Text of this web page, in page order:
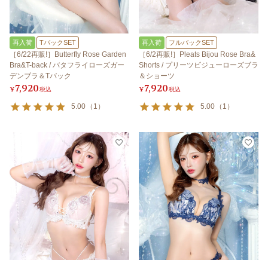
再入荷 TバックSET
［6/22再販!］Butterfly Rose Garden
Bra&T-back / バタフライローズガー
デンブラ＆Tバック
¥7,920税込
5.00 （ 1 ）
再入荷 フルバックSET
［6/2再販!］Pleats Bijou Rose Bra&
Shorts / プリーツビジューローズブラ
＆ショーツ
¥7,920税込
5.00 （ 1 ）